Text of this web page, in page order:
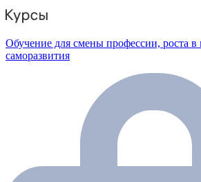
Обучение для смены профессии, роста в
саморазвития